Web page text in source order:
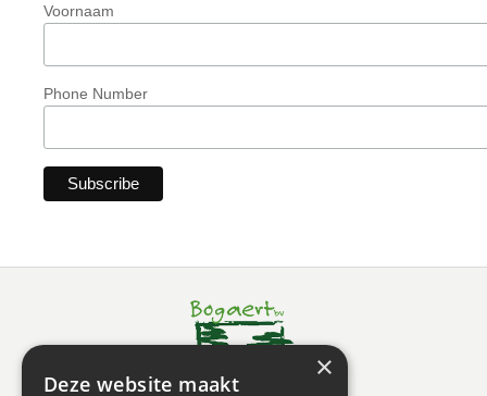
Voornaam
Phone Number
×
Deze website maakt